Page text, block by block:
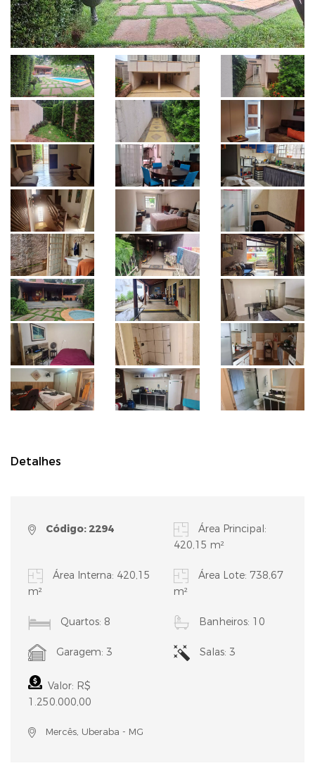
Detalhes
Código: 2294
Área Principal:
420,15 m²
Área Interna: 420,15
m²
Área Lote: 738,67
m²
Quartos: 8 Banheiros: 10
Garagem: 3 Salas: 3
Valor: R$
1.250.000,00
Mercês, Uberaba - MG